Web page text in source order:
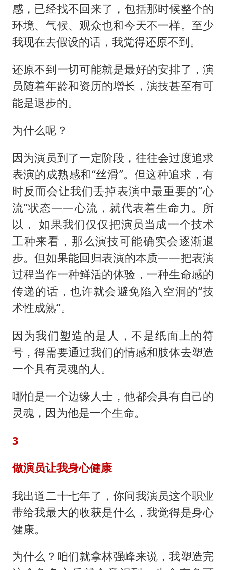
感，已经找不回来了，包括那时候整个的
环境、气候、观众也和今天不一样。至少
我现在去假设的话，我觉得还原不到。
还原不到一切可能就是最好的安排了，演
员随着年龄和资历的增长，演技甚至有可
能是退步的。
为什么呢？
因为演员到了一定阶段，往往会过度追求
表演的成熟感和“丝滑”。但这种追求，有
时反而会让我们丢掉表演中最重要的“心
流”状态——心流，就代表着生命力。所
以， 如果我们仅仅把演员当成一个技术
工种来看，那么演技可能确实会逐渐退
步。但如果能回归表演的本质——把表演
过程当作一种鲜活的体验，一种生命感的
传递的话，也许就会避免陷入空洞的“技
术性成熟”。
因为我们塑造的是人，不是纸面上的符
号，得需要通过我们的情感和肢体去塑造
一个具有灵魂的人。
哪怕是一个边缘人士，他都会具有自己的
灵魂，因为他是一个生命。
3
做演员让我身心健康
我出道二十七年了，你问我演员这个职业
带给我最大的收获是什么，我觉得是身心
健康。
为什么？咱们就拿林强峰来说，我塑造完